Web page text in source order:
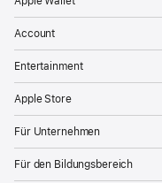
Account
Entertainment
Apple Store
Für Unternehmen
Für den Bildungsbereich